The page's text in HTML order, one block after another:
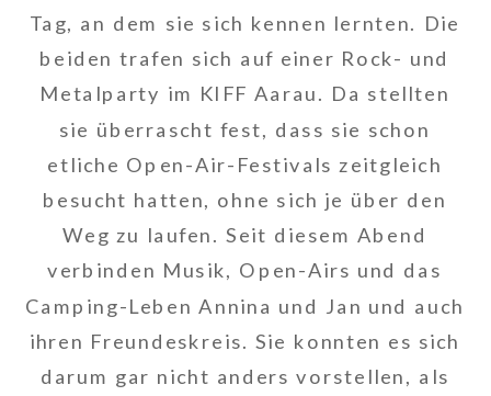
Tag, an dem sie sich kennen lernten. Die
beiden trafen sich auf einer Rock- und
Metalparty im KIFF Aarau. Da stellten
sie überrascht fest, dass sie schon
etliche Open-Air-Festivals zeitgleich
besucht hatten, ohne sich je über den
Weg zu laufen. Seit diesem Abend
verbinden Musik, Open-Airs und das
Camping-Leben Annina und Jan und auch
ihren Freundeskreis. Sie konnten es sich
darum gar nicht anders vorstellen, als